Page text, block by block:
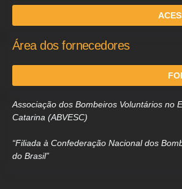
Área dos fornecedores
Associação dos Bombeiros Voluntários no
Catarina (ABVESC)
“Filiada à Confederação Nacional dos
do Brasil”